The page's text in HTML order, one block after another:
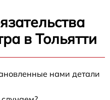
в Тольятти
нами детали